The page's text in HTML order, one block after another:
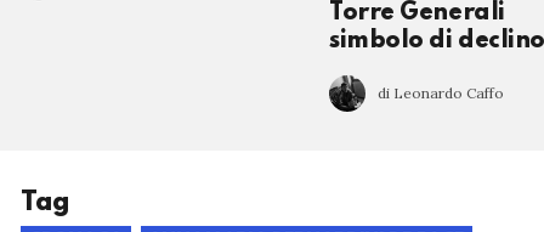
Torre Generali
simbolo di
di Leonardo Caffo
Tag